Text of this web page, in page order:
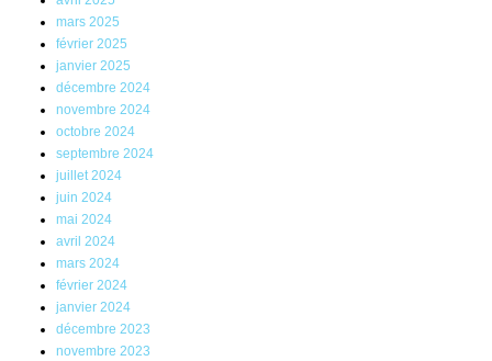
mars 2025
février 2025
janvier 2025
décembre 2024
novembre 2024
octobre 2024
septembre 2024
juillet 2024
juin 2024
mai 2024
avril 2024
mars 2024
février 2024
janvier 2024
décembre 2023
novembre 2023